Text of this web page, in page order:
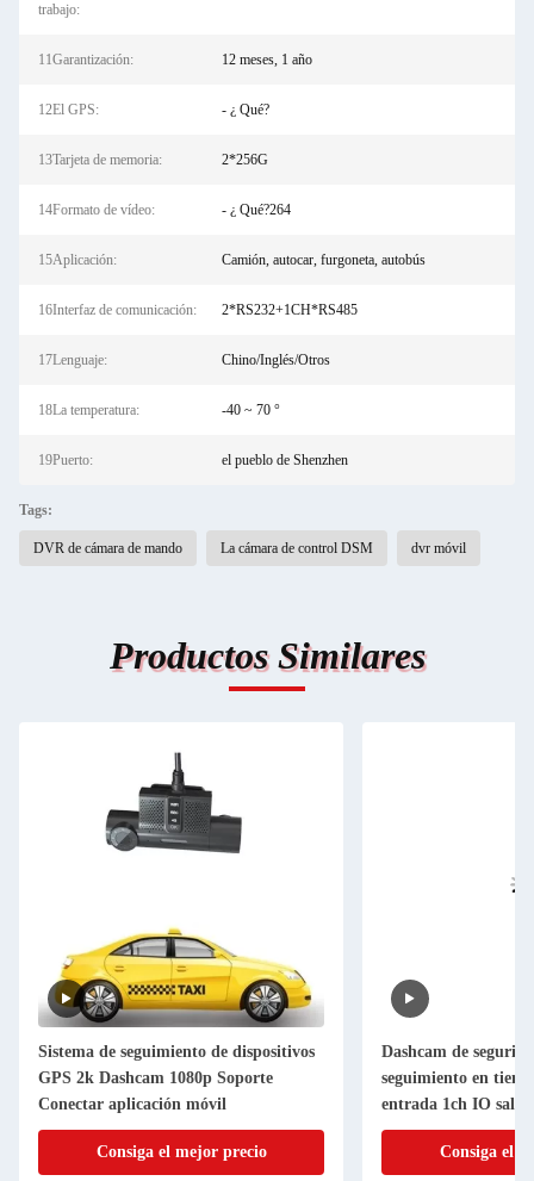
trabajo:
11Garantización: 12 meses, 1 año
12El GPS: - ¿ Qué?
13Tarjeta de memoria: 2*256G
14Formato de vídeo: - ¿ Qué?264
15Aplicación: Camión, autocar, furgoneta, autobús
16Interfaz de comunicación: 2*RS232+1CH*RS485
17Lenguaje: Chino/Inglés/Otros
18La temperatura: -40 ~ 70 °
19Puerto: el pueblo de Shenzhen
Tags:
DVR de cámara de mando La cámara de control DSM dvr móvil
Productos Similares
Sistema de seguimiento de dispositivos
GPS 2k Dashcam 1080p Soporte
Conectar aplicación móvil
Consiga el mejor precio
Dashcam de
seguimiento en
entrada 1ch IO
Consiga el